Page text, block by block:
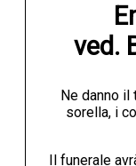
ved.
Ne danno il
sorella, i
Il funerale